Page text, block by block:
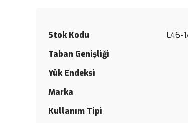
Stok Kodu L46-
Taban Genişliği
Yük Endeksi
Marka
Kullanım Tipi